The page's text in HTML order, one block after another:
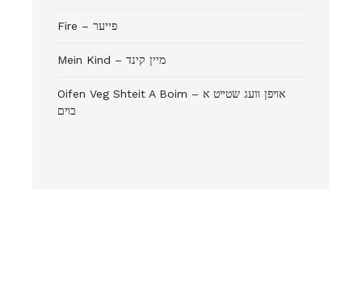
Fire – פייער
Mein Kind – מיין קינד
Oifen Veg Shteit A Boim – אױפן װעג שטײט א
בױם